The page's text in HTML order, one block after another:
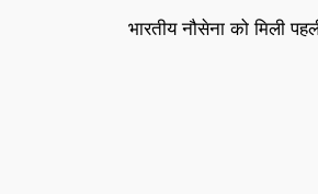
भारतीय नौसेना को मिली